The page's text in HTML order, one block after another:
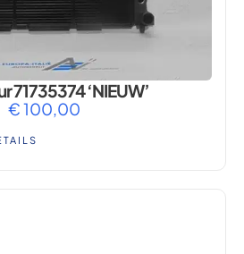
71735374 ‘NIEUW’
€100,00